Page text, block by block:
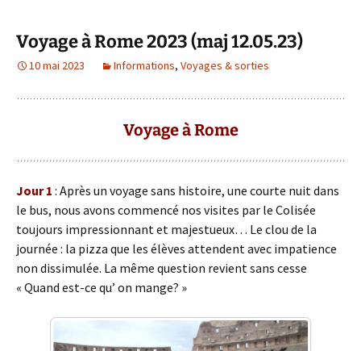
Voyage à Rome 2023 (maj 12.05.23)
10 mai 2023 Informations, Voyages & sorties
Voyage à Rome
Jour 1 : Après un voyage sans histoire, une courte nuit dans
le bus, nous avons commencé nos visites par le Colisée
toujours impressionnant et majestueux… Le clou de la
journée : la pizza que les élèves attendent avec impatience
non dissimulée. La même question revient sans cesse
« Quand est-ce qu’ on mange? »